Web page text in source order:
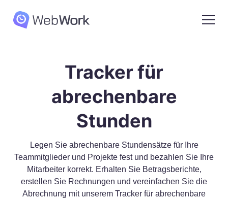
Tracker für
abrechenbare
Stunden
Legen Sie abrechenbare Stundensätze für Ihre
Teammitglieder und Projekte fest und bezahlen Sie Ihre
Mitarbeiter korrekt. Erhalten Sie Betragsberichte,
erstellen Sie Rechnungen und vereinfachen Sie die
Abrechnung mit unserem Tracker für abrechenbare